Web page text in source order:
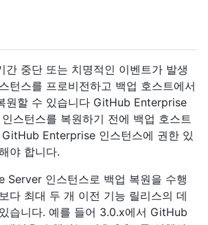
간 중단 또는 치명적인 이벤트가 발생
턴스를 프로비전하고 백업 호스트에서
원할 수 있습니다 GitHub Enterprise
스턴스를 복원하기 전에 백업 호스트
Enterprise 인스턴스에 권한 있
야 합니다.
Server 인스턴스로 백업 복원을 수행
다 최대 두 개 이전 기능 릴리스의 데
습니다. 예를 들어 3.0.x에서 GitHub